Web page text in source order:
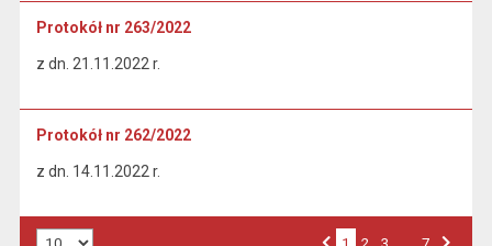
Protokół nr 263/2022
z dn. 21.11.2022 r.
Protokół nr 262/2022
z dn. 14.11.2022 r.